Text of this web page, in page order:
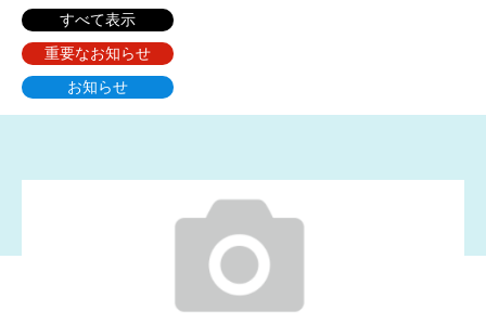
すべて表示
重要なお知らせ
お知らせ